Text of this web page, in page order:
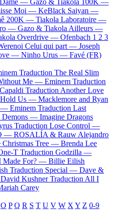
Moi — KeBlack Saiyan —
200K — Tiakola Laboratoire —
— Gazo & Tiakola Ailleurs —
Overdrive — Ofenbach 1 2 3
Celui qui part — Joseph
— Ninho Urus — Favé (FR)
Traduction The Real Slim
Me — Eminem Traduction
Traduction Another Love
Hold Us — Macklemore and Ryan
— Eminem Traduction Last
Demons — Imagine Dragons
Traduction Lose Control —
— ROSALÍA & Rauw Alejandro
Christmas Tree — Brenda Lee
T Traduction Godzilla —
Made For? — Billie Eilish
Traduction Special — Dave &
David Kushner Traduction All I
Carey
O P Q R S T U V W X Y Z 0-9